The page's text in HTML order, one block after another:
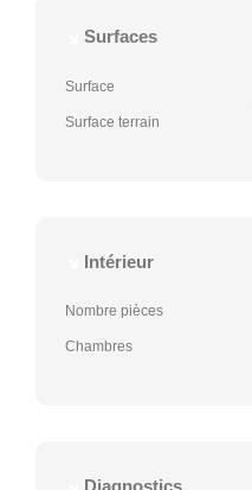
Surfaces
Surface
Surface terrain
Intérieur
Nombre pièces
Chambres